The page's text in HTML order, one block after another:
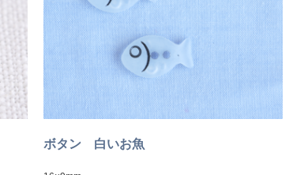
ボタン 白いお魚